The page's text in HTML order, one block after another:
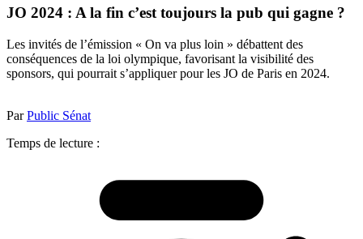
JO 2024 : A la fin c’est toujours la pub qui gagne ?
Les invités de l’émission « On va plus loin » débattent des
conséquences de la loi olympique, favorisant la visibilité des
sponsors, qui pourrait s’appliquer pour les JO de Paris en 2024.
ParPublic Sénat
Temps de lecture :